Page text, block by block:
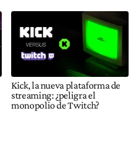
Kick, la nueva plataforma de
streaming: ¿peligra el
monopolio de Twitch?